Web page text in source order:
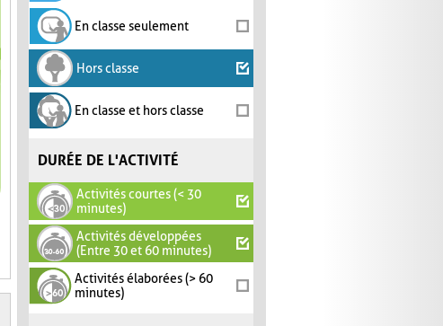
En classe seulement
Hors classe
En classe et hors classe
DURÉE DE L'ACTIVITÉ
Activités courtes (< 30
minutes)
Activités développées
(Entre 30 et 60 minutes)
Activités élaborées (> 60
minutes)